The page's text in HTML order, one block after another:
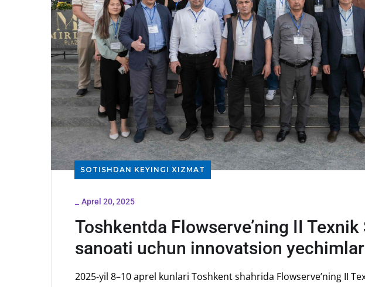
SOTISHDAN KEYINGI XIZMAT
_ Aprel 20, 2025
Toshkentda Flowserve’ning II Texnik
sanoati uchun innovatsion yechimlar
2025-yil 8–10 aprel kunlari Toshkent shahrida Flowserve’ning II